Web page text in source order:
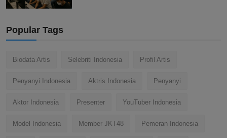
Popular Tags
Biodata Artis Selebriti Indonesia Profil Artis
Penyanyi Indonesia Aktris Indonesia Penyanyi
Aktor Indonesia Presenter YouTuber Indonesia
Model Indonesia Member JKT48 Pemeran Indonesia